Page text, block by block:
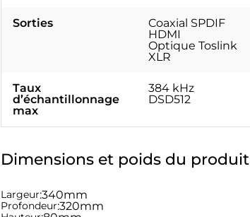
Sorties
Coaxial SPDIF
HDMI
Optique Toslink
XLR
Taux
d’échantillonnage
max
384 kHz
DSD512
Dimensions et poids du produit
Largeur:340mm
Profondeur:320mm